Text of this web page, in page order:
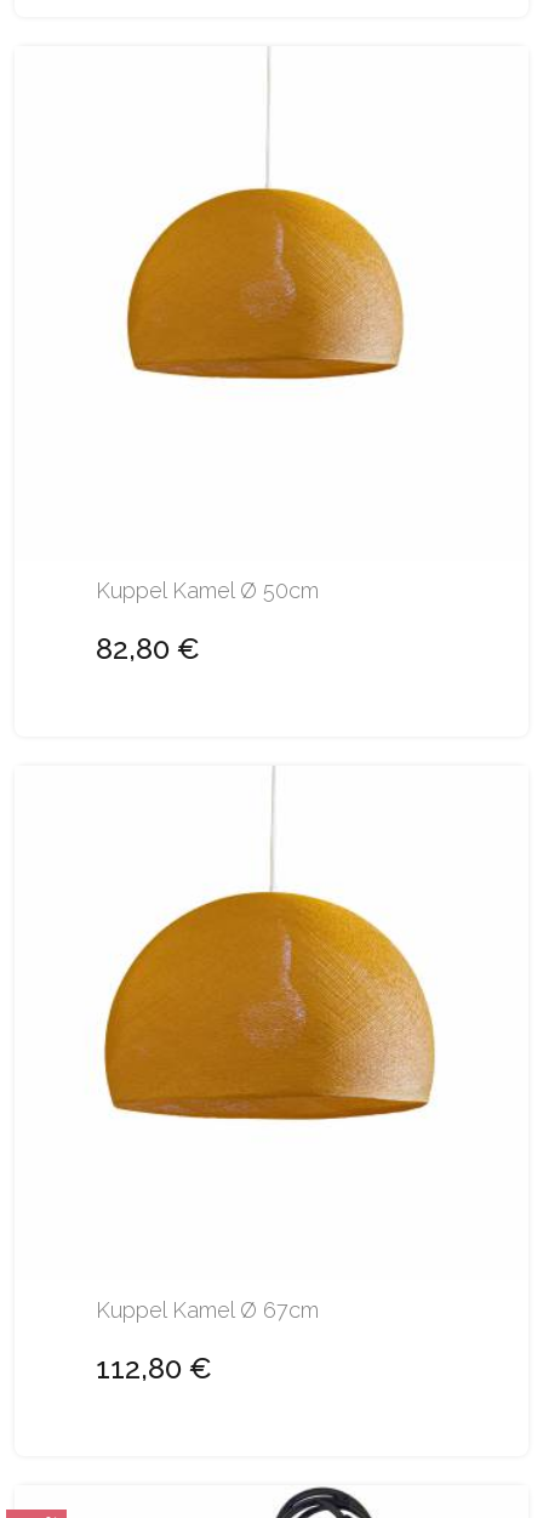
Kuppel Kamel Ø 50cm
82,80 €
Kuppel Kamel Ø 67cm
112,80 €